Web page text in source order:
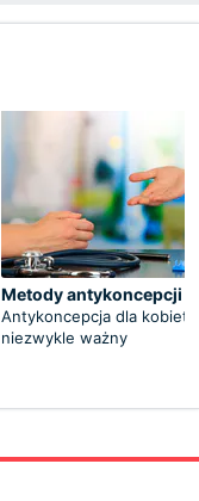
Metody antykoncepcji
Antykoncepcja dla kobiet
niezwykle ważny